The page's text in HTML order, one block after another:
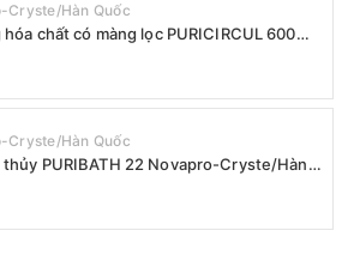
Cryste/Hàn Quốc
hóa chất có màng lọc PURICIRCUL 600
Novapro-Cryste/Hàn Quốc
Cryste/Hàn Quốc
thủy PURIBATH 22 Novapro-Cryste/Hàn